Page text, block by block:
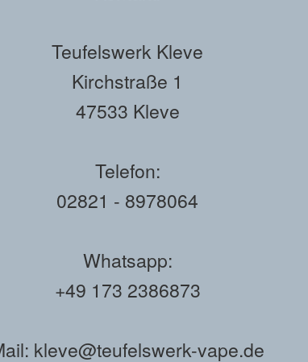
Teufelswerk Kleve
Kirchstraße 1
47533 Kleve
Telefon:
02821 - 8978064
Whatsapp:
+49 173 2386873
kleve@teufelswerk-vape.de